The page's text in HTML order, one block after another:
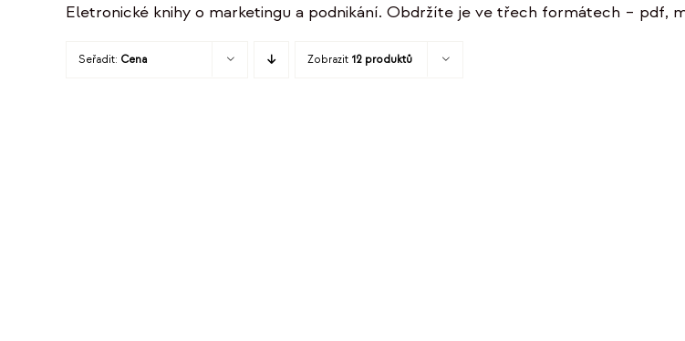
Eletronické knihy o marketingu a podnikání. Obdržíte je ve třech formátech – pdf,
Seřadit: Cena Zobrazit 12 produktů